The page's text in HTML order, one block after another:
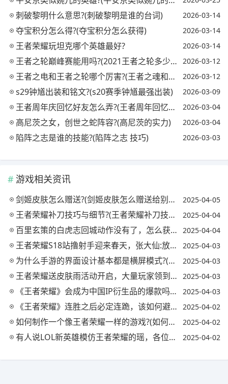
刺破黎明什么意思?(刺破黎明是谁的台词) 2026-03-14
夺宝积分怎么得?(夺宝积分怎么获得) 2026-03-14
王者荣耀玩坦克哪个英雄最好? 2026-03-14
王者之轮巅峰赛能用吗?(2021王者之轮多少钱能出) 2026-03-12
王者之电和王者之轮哪个厉害?(王者之魂和王者之轮) 2026-03-12
s29钟馗出装和铭文?(s20赛季钟馗最强出装) 2026-03-09
王者周年庆回忆好友怎么弄?(王者周年回忆活动怎么做) 2026-03-04
高尼茨之女，创世之蛇阵容?(高尼茨的实力) 2026-03-04
陷阵之志是谁的技能?(陷阵之志 技巧) 2026-03-03
游戏相关资讯
剑姬皮肤怎么赠送?(剑姬皮肤怎么赠送给别人) 2025-04-05
王者荣耀补刀技巧与细节?(王者荣耀补刀技巧视频) 2025-04-04
百里玄策的白虎志回城动作没有了，怎么获得?(王者荣耀百里玄策的白虎志什么时候返厂) 2025-04-04
王者荣耀S18站撸射手迎来春天，张大仙:放弃破晓选择逐日，容错率提高20%，你怎么看? 2025-04-03
为什么手游的界面设计基本都是横屏模式?(为什么有些手游是竖屏显示) 2025-04-03
王者荣耀送皮肤雨活动开启，大量玩家领到史诗，欧皇拿到内测皮肤，你怎么看? 2025-04-03
《王者荣耀》会成为中国IP衍生品的爆款吗?(王者荣耀ip衍生游戏) 2025-04-03
《王者荣耀》连胜之后必定连跪，该如何避免?网友称少拿MVP可以有效避免，是真的吗? 2025-04-02
如何制作一个像王者荣耀一样的游戏?(如何制作一个像王者荣耀一样的游戏软件) 2025-04-02
有人说LOL新英雄模仿王者荣耀的瑶，各位有什么看法?(瑶是模仿哪个英雄) 2025-04-02